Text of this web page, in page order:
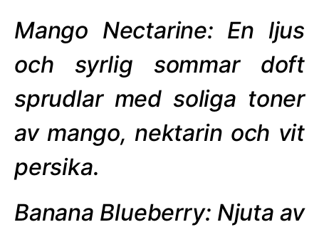
Mango Nectarine: En ljus
och syrlig sommar doft
sprudlar med soliga toner
av mango, nektarin och vit
persika.
Banana Blueberry: Njuta av